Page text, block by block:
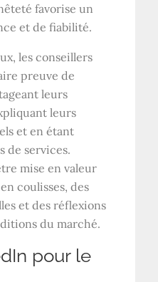
favorise un
et de fiabilité.
les conseillers
preuve de
leurs
leurs
et en étant
de services.
mise en valeur
coulisses, des
et des réflexions
du marché.
pour le